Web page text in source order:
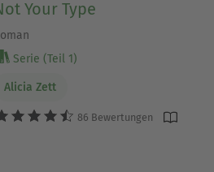
Your Type
Serie (Teil 1)
Alicia Zett
86 Bewertungen